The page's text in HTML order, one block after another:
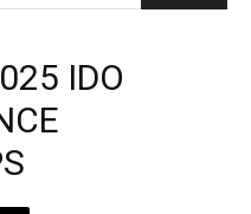
IDO